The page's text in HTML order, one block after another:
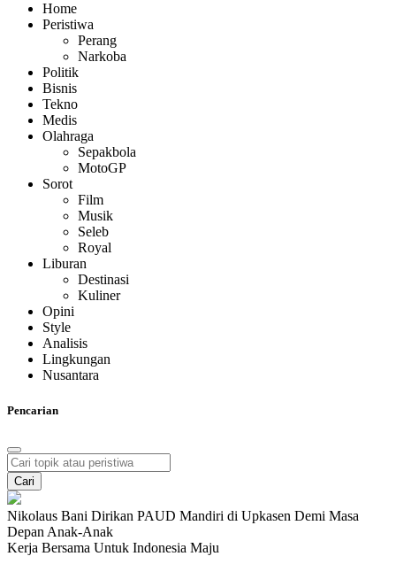
Home
Peristiwa
Perang
Narkoba
Politik
Bisnis
Tekno
Medis
Olahraga
Sepakbola
MotoGP
Sorot
Film
Musik
Seleb
Royal
Liburan
Destinasi
Kuliner
Opini
Style
Analisis
Lingkungan
Nusantara
Pencarian
Cari
Nikolaus Bani Dirikan PAUD Mandiri di Upkasen Demi Masa
Depan Anak-Anak
Kerja Bersama Untuk Indonesia Maju